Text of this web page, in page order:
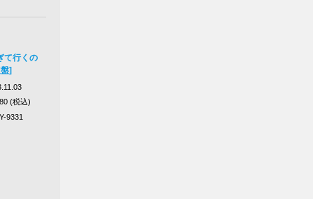
て行くの
]
(税込)
9331